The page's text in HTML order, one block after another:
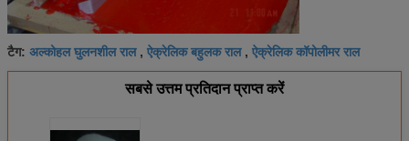
टैग: अल्कोहल घुलनशील राल, ऐक्रेलिक बहुलक राल, ऐक्रेलिक कॉपोलीमर राल
सबसे उत्तम प्रतिदान प्राप्त करें